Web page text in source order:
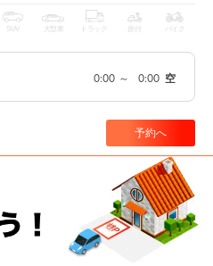
SUV 大型車 トラック 原付 バイク
0:00 ～ 0:00 空
予約へ